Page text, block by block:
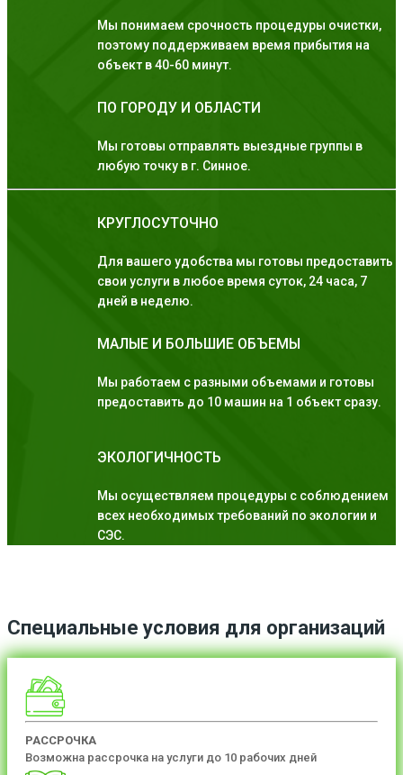
Мы понимаем срочность процедуры очистки,
поэтому поддерживаем время прибытия на
объект в 40-60 минут.
ПО ГОРОДУ И ОБЛАСТИ
Мы готовы отправлять выездные группы в
любую точку в г. Синное.
КРУГЛОСУТОЧНО
Для вашего удобства мы готовы предоставить
свои услуги в любое время суток, 24 часа, 7
дней в неделю.
МАЛЫЕ И БОЛЬШИЕ ОБЪЕМЫ
Мы работаем с разными объемами и готовы
предоставить до 10 машин на 1 объект сразу.
ЭКОЛОГИЧНОСТЬ
Мы осуществляем процедуры с соблюдением
всех необходимых требований по экологии и
СЭС.
Специальные условия для организаций
РАССРОЧКА
Возможна рассрочка на услуги до 10 рабочих дней